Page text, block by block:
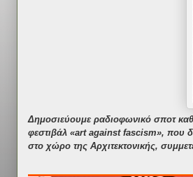
Δημοσιεύουμε ραδιοφωνικό σποτ
φεστιβάλ «art against fascism», που
στο χώρο της Αρχιτεκτονικής,